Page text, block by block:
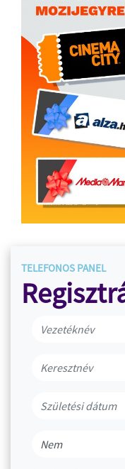
TELEFONOS PANEL